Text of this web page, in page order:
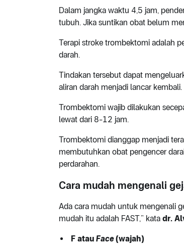
Dalam jangka waktu 4,5 jam,
tubuh. Jika suntikan obat belum
Terapi stroke trombektomi adalah
darah.
Tindakan tersebut dapat
aliran darah menjadi lancar
Trombektomi wajib dilakukan
lewat dari 8-12 jam.
Trombektomi dianggap menjadi
membutuhkan obat pengencer
perdarahan.
Cara mudah mengenali
Ada cara mudah untuk mengenali
mudah itu adalah FAST,” kata dr.
F atau Face(wajah)